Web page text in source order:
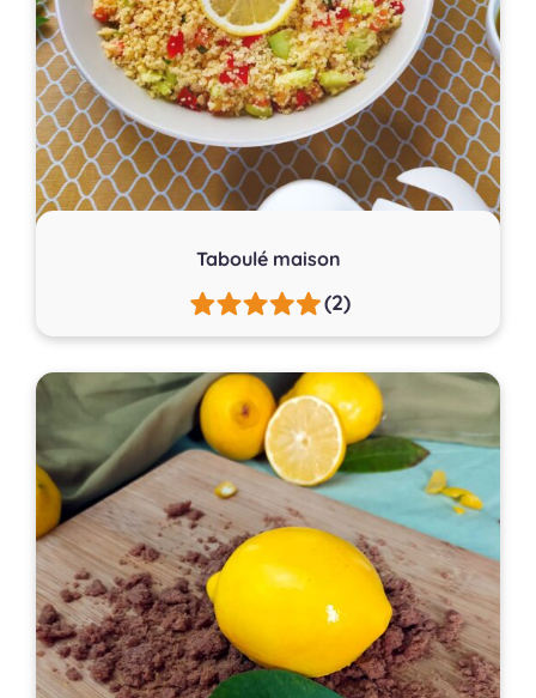
Taboulé maison
(2)